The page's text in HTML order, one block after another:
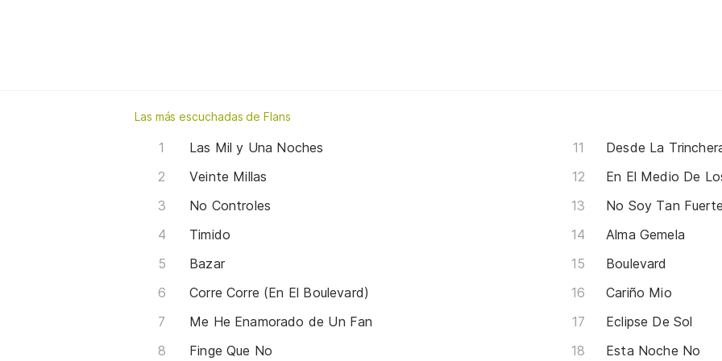
Las más escuchadas de Flans
Las Mil y Una Noches
Veinte Millas
No Controles
Timido
Bazar
Corre Corre (En El Boulevard)
Me He Enamorado de Un Fan
Finge Que No
Desde La
En El Medio De
No Soy Tan Fuerte
Alma Gemela
Boulevard
Cariño Mio
Eclipse De Sol
Esta Noche No